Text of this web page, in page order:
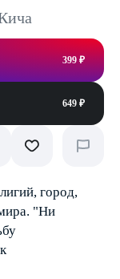
399 ₽
649 ₽
город,
"Ни